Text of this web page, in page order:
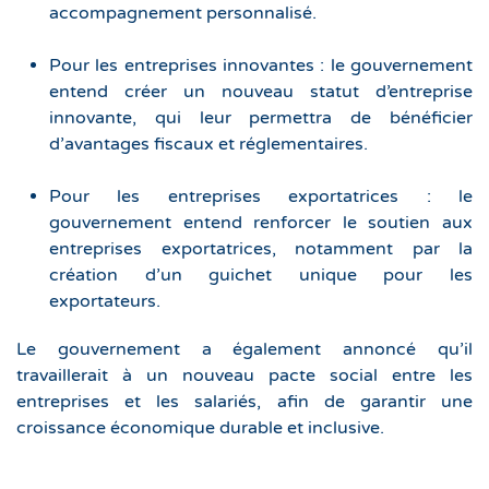
accompagnement personnalisé.
Pour les entreprises innovantes : le gouvernement
entend créer un nouveau statut d’entreprise
innovante, qui leur permettra de bénéficier
d’avantages fiscaux et réglementaires.
Pour les entreprises exportatrices : le
gouvernement entend renforcer le soutien aux
entreprises exportatrices, notamment par la
création d’un guichet unique pour les
exportateurs.
Le gouvernement a également annoncé qu’il
travaillerait à un nouveau pacte social entre les
entreprises et les salariés, afin de garantir une
croissance économique durable et inclusive.